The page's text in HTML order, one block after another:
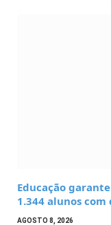
Educação
1.344 alunos
AGOSTO 8, 2026